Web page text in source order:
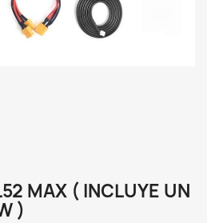
MAX ( INCLUYE UN
)